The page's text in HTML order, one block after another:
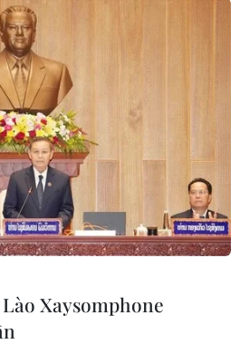
tác phòng, chống dịch
(TTXVN/Vietnam+)
Xaysomphone